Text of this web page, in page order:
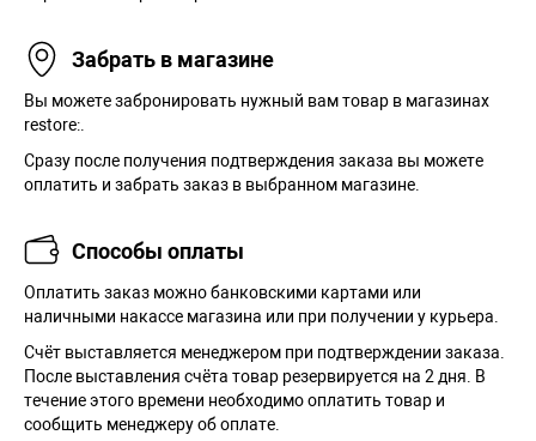
Забрать в магазине
Вы можете забронировать нужный вам товар в магазинах
restore:.
Сразу после получения подтверждения заказа вы можете
оплатить и забрать заказ в выбранном магазине.
Способы оплаты
Оплатить заказ можно банковскими картами или
наличными накассе магазина или при получении у курьера.
Cчёт выставляется менеджером при подтверждении заказа.
После выставления счёта товар резервируется на 2 дня. В
течение этого времени необходимо оплатить товар и
сообщить менеджеру об оплате.